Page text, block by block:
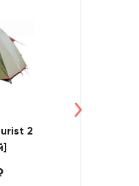
2